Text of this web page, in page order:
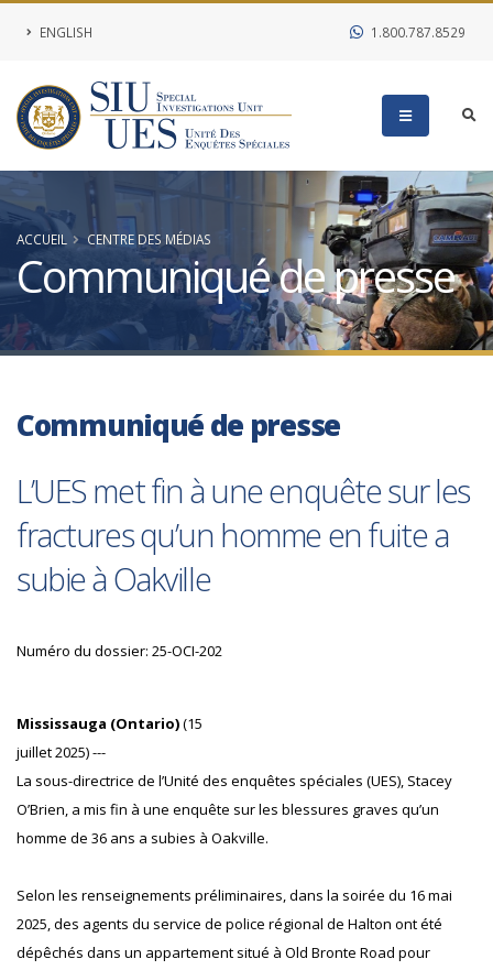
ENGLISH 1.800.787.8529
ACCUEIL CENTRE DES MÉDIAS
Communiqué de presse
Communiqué de presse
L’UES met fin à une enquête sur les
fractures qu’un homme en fuite a
subie à Oakville
Numéro du dossier: 25-OCI-202
Mississauga (Ontario)(15
juillet 2025) ---
La sous-directrice de l’Unité des enquêtes spéciales (UES), Stacey
O’Brien, a mis fin à une enquête sur les blessures graves qu’un
homme de 36 ans a subies à Oakville.
Selon les renseignements préliminaires, dans la soirée du 16 mai
2025, des agents du service de police régional de Halton ont été
dépêchés dans un appartement situé à Old Bronte Road pour